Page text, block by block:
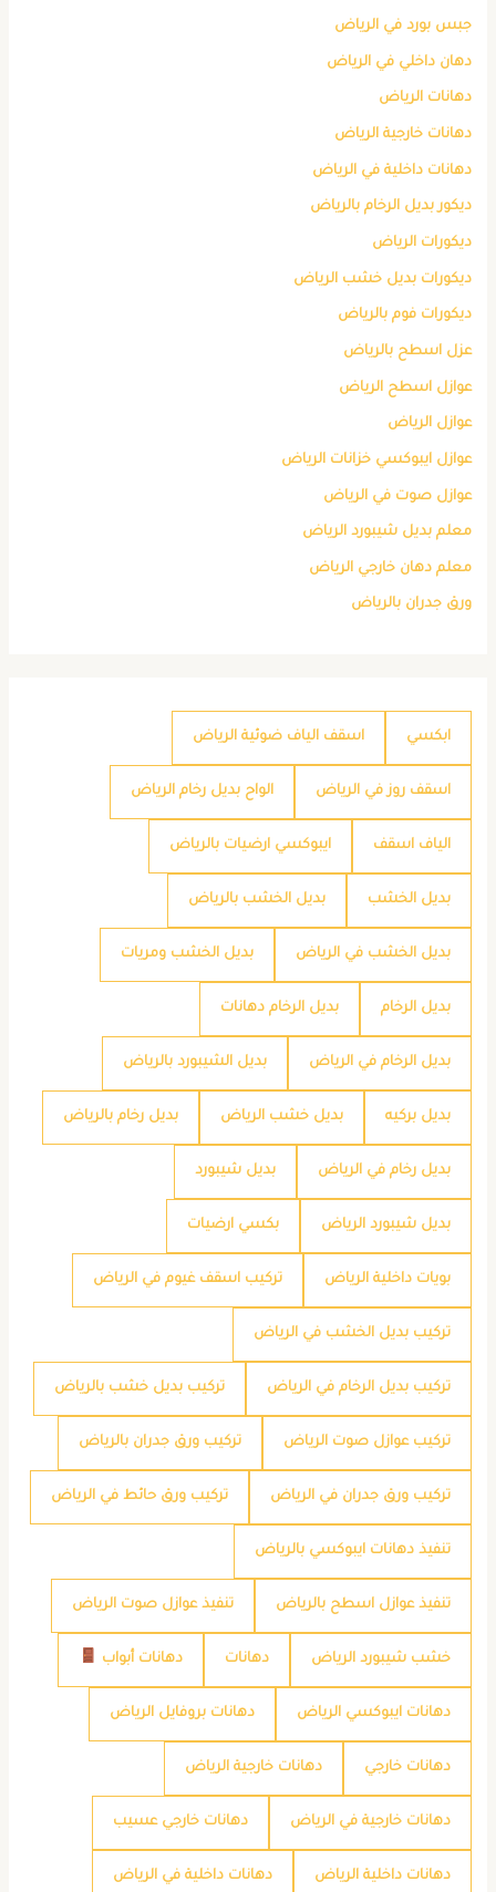
جبس بورد في الرياض
دهان داخلي في الرياض
دهانات الرياض
دهانات خارجية الرياض
دهانات داخلية في الرياض
ديكور بديل الرخام بالرياض
ديكورات الرياض
ديكورات بديل خشب الرياض
ديكورات فوم بالرياض
عزل اسطح بالرياض
عوازل اسطح الرياض
عوازل الرياض
عوازل ايبوكسي خزانات الرياض
عوازل صوت في الرياض
معلم بديل شيبورد الرياض
معلم دهان خارجي الرياض
ورق جدران بالرياض
ابكسي اسقف الياف ضوئية الرياض
اسقف روز في الرياض الواح بديل رخام الرياض
الياف اسقف ايبوكسي ارضيات بالرياض
بديل الخشب بديل الخشب بالرياض
بديل الخشب في الرياض بديل الخشب ومريات
بديل الرخام بديل الرخام دهانات
بديل الرخام في الرياض بديل الشيبورد بالرياض
بديل بركيه بديل خشب الرياض بديل رخام بالرياض
بديل رخام في الرياض بديل شيبورد
بديل شيبورد الرياض بكسي ارضيات
بويات داخلية الرياض تركيب اسقف غيوم في الرياض
تركيب بديل الخشب في الرياض
تركيب بديل الرخام في الرياض تركيب بديل خشب بالرياض
تركيب عوازل صوت الرياض تركيب ورق جدران بالرياض
تركيب ورق جدران في الرياض تركيب ورق حائط في الرياض
تنفيذ دهانات ايبوكسي بالرياض
تنفيذ عوازل اسطح بالرياض تنفيذ عوازل صوت الرياض
خشب شيبورد الرياض دهانات دهانات أبواب
دهانات ايبوكسي الرياض دهانات بروفايل الرياض
دهانات خارجي دهانات خارجية الرياض
دهانات خارجية في الرياض دهانات خارجي عسيب
دهانات داخلية الرياض دهانات داخلية في الرياض